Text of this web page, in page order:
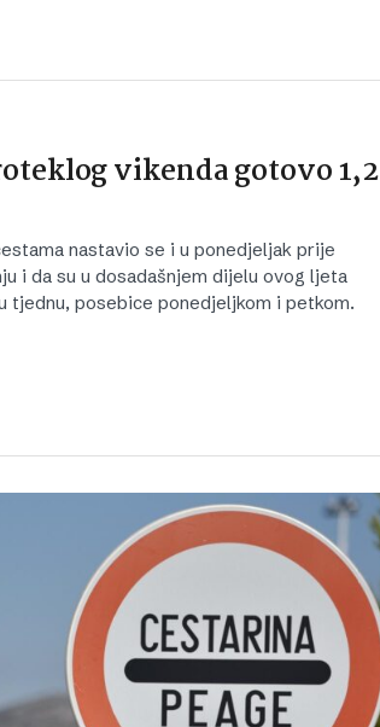
vikenda gotovo 1,2
nastavio se i u ponedjeljak prije
i da su u dosadašnjem dijelu ovog ljeta
tjednu, posebice ponedjeljkom i petkom.